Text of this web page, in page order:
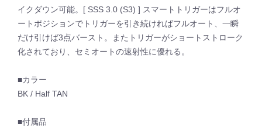
イクダウン可能。[ SSS 3.0 (S3) ] スマートトリガーはフルオ
ートポジションでトリガーを引き続ければフルオート、一瞬
だけ引けば3点バースト。またトリガーがショートストローク
化されており、セミオートの速射性に優れる。
■カラー
BK / Half TAN
■付属品